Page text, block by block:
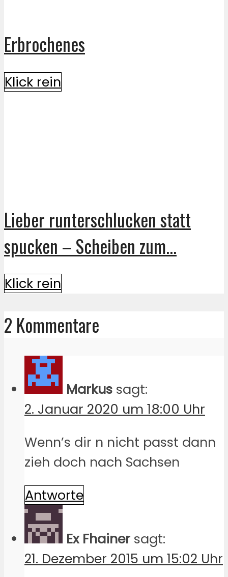
Erbrochenes
Klick rein
Lieber runterschlucken statt
spucken – Scheiben zum...
Klick rein
2 Kommentare
Markus sagt:
2. Januar 2020 um 18:00 Uhr
Wenn’s dir n nicht passt dann
zieh doch nach Sachsen
Antworte
Ex Fhainer sagt:
21. Dezember 2015 um 15:02 Uhr